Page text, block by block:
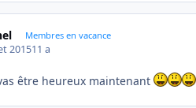
Membres en vacance
201511 a
être heureux maintenant